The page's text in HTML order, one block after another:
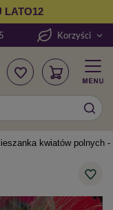
LATO12
Korzyści
kwiatów polnych -